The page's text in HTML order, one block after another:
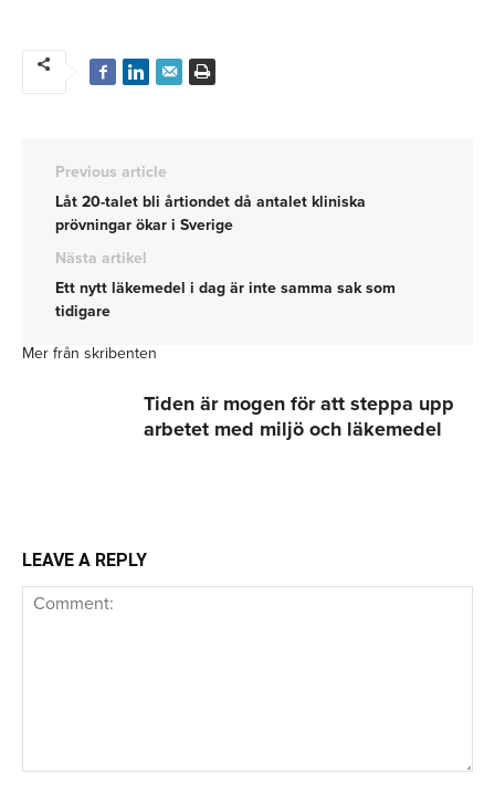
Previous article
Låt 20-talet bli årtiondet då antalet kliniska
prövningar ökar i Sverige
Nästa artikel
Ett nytt läkemedel i dag är inte samma sak som
tidigare
Mer från skribenten
Tiden är mogen för att steppa upp
arbetet med miljö och läkemedel
LEAVE A REPLY